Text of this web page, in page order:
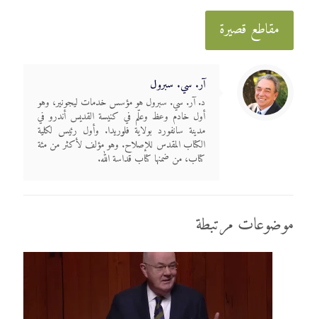
مقاطع قصيرة
آر. سي. سبرول
د. آر. سي. سبرول هو مؤسس خدمات ليجونير، وهو
أول خادم وعظ وعلّم في كنيسة القديس أندرو في
مدينة سانفورد بولاية فلوريدا. وأول رئيس لكلية
الكتاب المقدس للإصلاح. وهو مؤلف لأكثر من مئة
كتاب، من ضمنها كتاب قداسة الله.
موضوعات مرتبطة